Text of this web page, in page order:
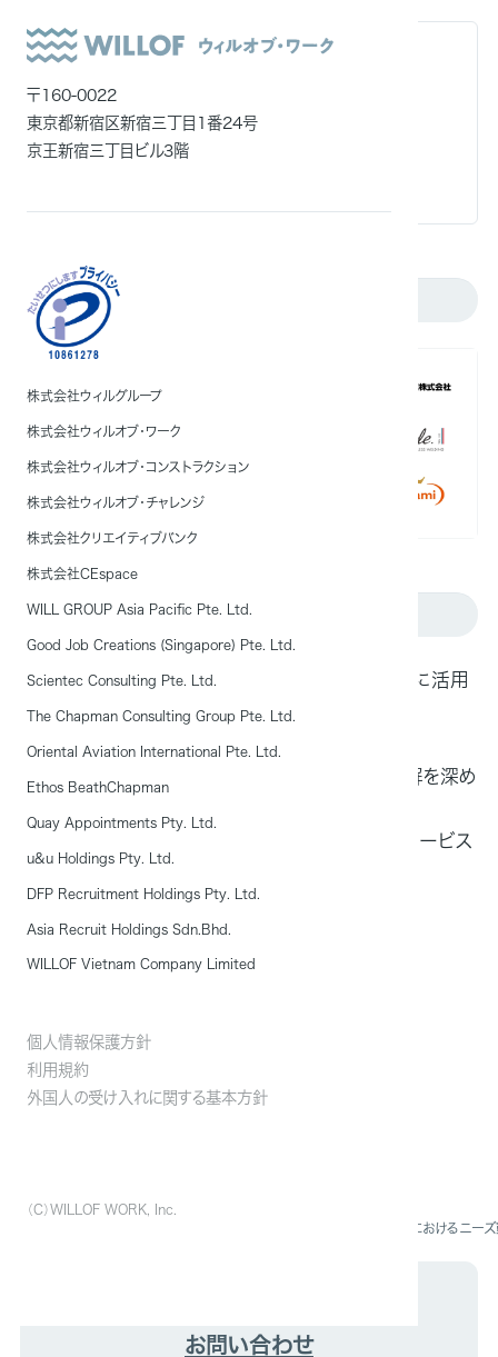
外国人雇用
メディア一覧
〒160-0022
東京都新宿区新宿三丁目1番24号
京王新宿三丁目ビル3階
株式会社ウィルグループ
株式会社ウィルオブ・ワーク
株式会社ウィルオブ・コンストラクション
株式会社ウィルオブ・チャレンジ
株式会社クリエイティブバンク
株式会社CEspace
WILL GROUP Asia Pacific Pte. Ltd.
Good Job Creations (Singapore) Pte. Ltd.
Scientec Consulting Pte. Ltd.
The Chapman Consulting Group Pte. Ltd.
Oriental Aviation International Pte. Ltd.
Ethos BeathChapman
Quay Appointments Pty. Ltd.
u&u Holdings Pty. Ltd.
DFP Recruitment Holdings Pty. Ltd.
Asia Recruit Holdings Sdn.Bhd.
WILLOF Vietnam Company Limited
個人情報保護方針
利用規約
外国人の受け入れに関する基本方針
（C）WILLOF WORK, Inc.
技術・人文学・国際業務～製造業におけるニー
2030年人手不足は644万人に
特に不足している職種
外国人人材の現状
専門的・技術的分野の状況
支援実績
こんな方におすすめ
製造業界の動向やニーズを把握し、企業の運営に活用
されたい方
外国人採用をご検討中の製造業界の企業さま
すでに外国人採用を導入しているが、さらに理解を深め
すでに外国人採用を導入しているが、よりよいサービス
の情報収集をされている製造業界の企業さま
お電話からも承っておりますので、
お気軽にお電話ください。
お問い合わせ